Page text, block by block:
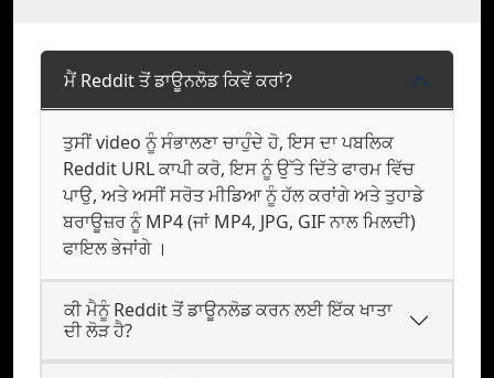
ਮੈਂ Reddit ਤੋਂ ਡਾਊਨਲੋਡ ਕਿਵੇਂ ਕਰਾਂ?
ਤੁਸੀਂ video ਨੂੰ ਸੰਭਾਲਣਾ ਚਾਹੁੰਦੇ ਹੋ, ਇਸ ਦਾ ਪਬਲਿਕ
Reddit URL ਕਾਪੀ ਕਰੋ, ਇਸ ਨੂੰ ਉੱਤੇ ਦਿੱਤੇ ਫਾਰਮ ਵਿੱਚ
ਪਾਉ, ਅਤੇ ਅਸੀਂ ਸਰੋਤ ਮੀਡਿਆ ਨੂੰ ਹੱਲ ਕਰਾਂਗੇ ਅਤੇ ਤੁਹਾਡੇ
ਬਰਾਊਜ਼ਰ ਨੂੰ MP4 (ਜਾਂ MP4, JPG, GIF ਨਾਲ ਮਿਲਦੀ)
ਫਾਇਲ ਭੇਜਾਂਗੇ ।
ਕੀ ਮੈਨੂੰ Reddit ਤੋਂ ਡਾਊਨਲੋਡ ਕਰਨ ਲਈ ਇੱਕ ਖਾਤਾ
ਦੀ ਲੋੜ ਹੈ?